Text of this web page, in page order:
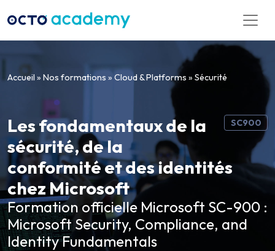
Accueil » Nos formations » Cloud & Platforms » Sécurité
SC900
Les fondamentaux de la
sécurité, de la
conformité et des identités
chez Microsoft
Formation officielle Microsoft SC-900 :
Microsoft Security, Compliance, and
Identity Fundamentals